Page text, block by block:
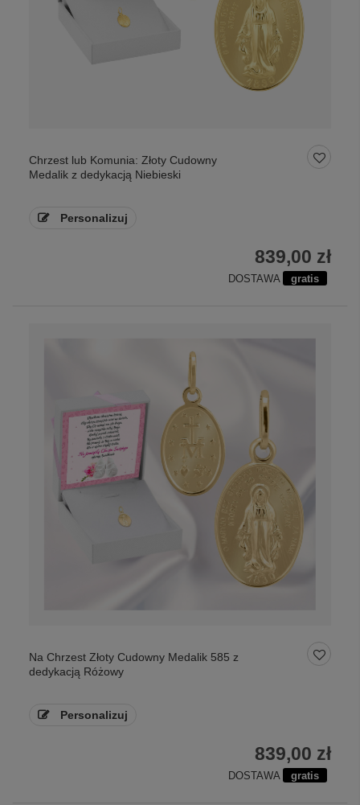
Chrzest lub Komunia: Złoty Cudowny
Medalik z dedykacją Niebieski
Personalizuj
839,00 zł
DOSTAWA gratis
Na Chrzest Złoty Cudowny Medalik 585 z
dedykacją Różowy
Personalizuj
839,00 zł
DOSTAWA gratis